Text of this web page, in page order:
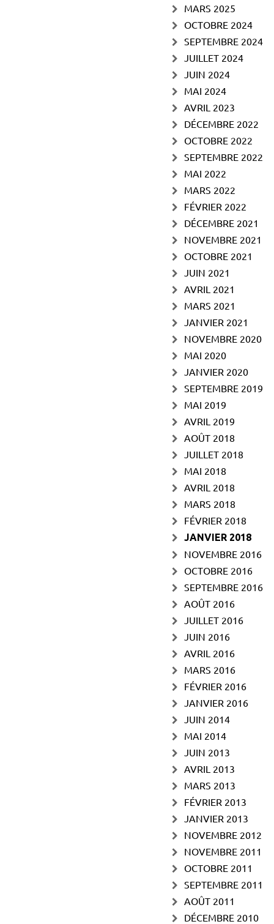
MARS 2025
OCTOBRE 2024
SEPTEMBRE 2024
JUILLET 2024
JUIN 2024
MAI 2024
AVRIL 2023
DÉCEMBRE 2022
OCTOBRE 2022
SEPTEMBRE 2022
MAI 2022
MARS 2022
FÉVRIER 2022
DÉCEMBRE 2021
NOVEMBRE 2021
OCTOBRE 2021
JUIN 2021
AVRIL 2021
MARS 2021
JANVIER 2021
NOVEMBRE 2020
MAI 2020
JANVIER 2020
SEPTEMBRE 2019
MAI 2019
AVRIL 2019
AOÛT 2018
JUILLET 2018
MAI 2018
AVRIL 2018
MARS 2018
FÉVRIER 2018
JANVIER 2018
NOVEMBRE 2016
OCTOBRE 2016
SEPTEMBRE 2016
AOÛT 2016
JUILLET 2016
JUIN 2016
AVRIL 2016
MARS 2016
FÉVRIER 2016
JANVIER 2016
JUIN 2014
MAI 2014
JUIN 2013
AVRIL 2013
MARS 2013
FÉVRIER 2013
JANVIER 2013
NOVEMBRE 2012
NOVEMBRE 2011
OCTOBRE 2011
SEPTEMBRE 2011
AOÛT 2011
DÉCEMBRE 2010